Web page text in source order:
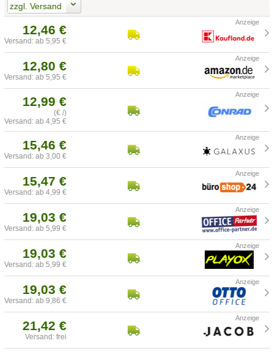
zzgl. Versand
12,46 €
Versand: ab 5,95 €
12,80 €
Versand: ab 5,95 €
12,99 €
(€ /)
Versand: ab 4,95 €
15,46 €
Versand: ab 3,00 €
15,47 €
Versand: ab 4,99 €
19,03 €
Versand: ab 5,99 €
19,03 €
Versand: ab 5,99 €
19,03 €
Versand: ab 9,86 €
21,42 €
Versand: frei